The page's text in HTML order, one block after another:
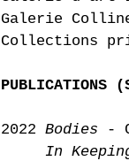
Galerie
Collections
PUBLICATIONS
2022 Bodies
-
In